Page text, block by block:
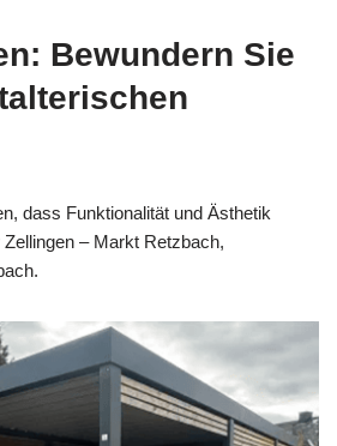
Bewundern Sie
dass Funktionalität und Ästhetik
– Markt Retzbach,